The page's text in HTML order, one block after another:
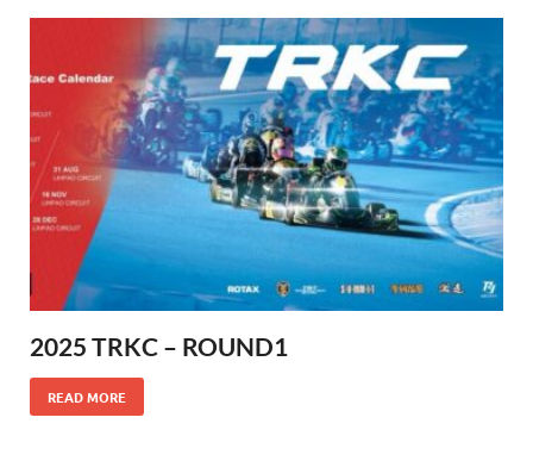
2025 TRKC – ROUND1
READ MORE